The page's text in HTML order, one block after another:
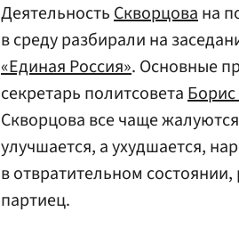
ДеятельностьСкворцована
в среду разбирали на
«Единая Россия». Основные
секретарь политсовета
Скворцова все чаще
улучшается, а ухудшается,
в отвратительном
партиец.